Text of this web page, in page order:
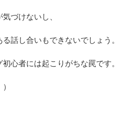
づけないし、
話し合いもできないでしょう。
心者には起こりがちな罠です。